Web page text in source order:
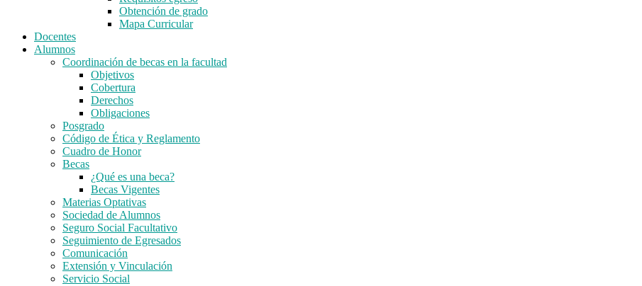
Obtención de grado
Mapa Curricular
Docentes
Alumnos
Coordinación de becas en la facultad
Objetivos
Cobertura
Derechos
Obligaciones
Posgrado
Código de Ética y Reglamento
Cuadro de Honor
Becas
¿Qué es una beca?
Becas Vigentes
Materias Optativas
Sociedad de Alumnos
Seguro Social Facultativo
Seguimiento de Egresados
Comunicación
Extensión y Vinculación
Servicio Social